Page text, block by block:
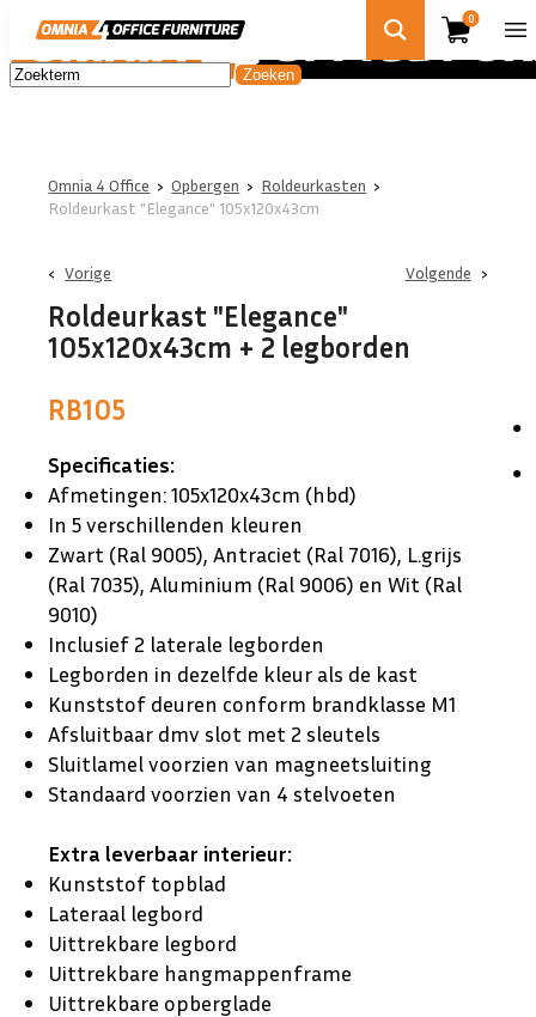
0
Omnia 4 Office › Opbergen › Roldeurkasten ›
Roldeurkast "Elegance" 105x120x43cm
Vorige Volgende
Roldeurkast "Elegance"
105x120x43cm + 2 legborden
RB105
Specificaties:
Afmetingen: 105x120x43cm (hbd)
In 5 verschillenden kleuren
Zwart (Ral 9005), Antraciet (Ral 7016), L.grijs
(Ral 7035), Aluminium (Ral 9006) en Wit (Ral
9010)
Inclusief 2 laterale legborden
Legborden in dezelfde kleur als de kast
Kunststof deuren conform brandklasse M1
Afsluitbaar dmv slot met 2 sleutels
Sluitlamel voorzien van magneetsluiting
Standaard voorzien van 4 stelvoeten
Extra leverbaar interieur:
Kunststof topblad
Lateraal legbord
Uittrekbare legbord
Uittrekbare hangmappenframe
Uittrekbare opberglade